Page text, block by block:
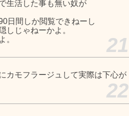
生活した事も無い奴が
日間しか閲覧できねーし
しじゃねーかよ。
。
21
カモフラージュして実際は下心が
22